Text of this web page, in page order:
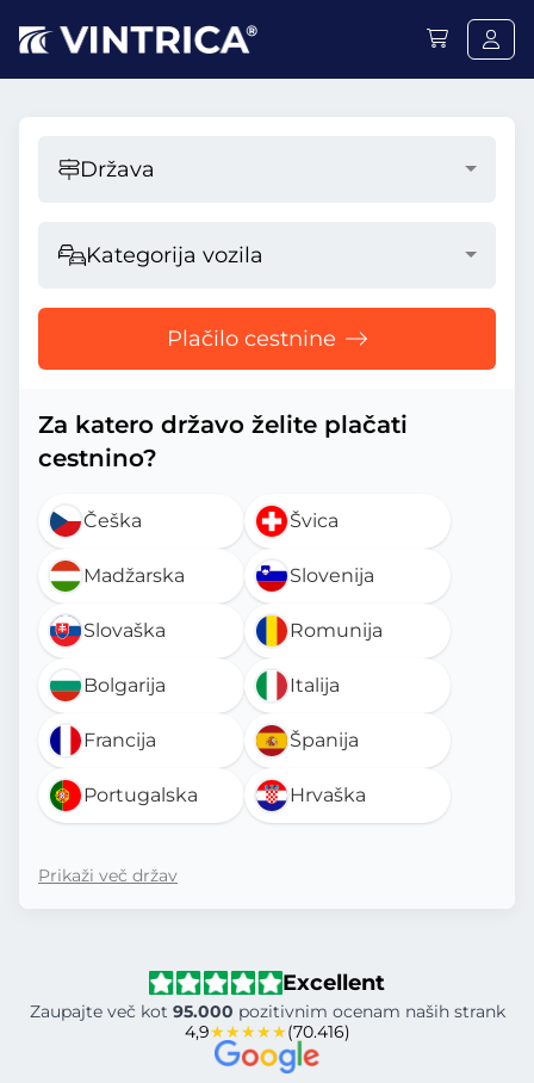
Država
Kategorija vozila
Plačilo cestnine
Za katero državo želite plačati
cestnino?
Češka Švica
Madžarska Slovenija
Slovaška Romunija
Bolgarija Italija
Francija Španija
Portugalska Hrvaška
Prikaži več držav
Excellent
Zaupajte več kot 95.000 pozitivnim ocenam naših strank
4,9★★★★★(70.416)